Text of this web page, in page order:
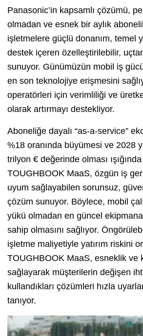
Panasonic’in kapsamlı çözümü,
olmadan ve esnek bir aylık
işletmelere güçlü donanım, temel
destek içeren özelleştirilebilir,
sunuyor. Günümüzün mobil iş
en son teknolojiye erişmesini
operatörleri için verimliliği ve
olarak artırmayı destekliyor.
Aboneliğe dayalı “as-a-service”
%18 oranında büyümesi ve 2028
trilyon € değerinde olması
TOUGHBOOK MaaS, özgün iş
uyum sağlayabilen sorunsuz,
çözüm sunuyor. Böylece, mobil
yükü olmadan en güncel
sahip olmasını sağlıyor.
işletme maliyetiyle yatırım riskini
TOUGHBOOK MaaS, esneklik ve
sağlayarak müşterilerin değişen
kullandıkları çözümleri hızla
tanıyor.